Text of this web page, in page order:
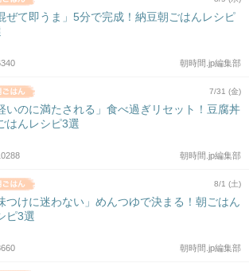
ぜて即うま」5分で完成！納豆朝ごはんレシピ
朝時間.jp編集部
7/31 (金)
いのに満たされる」食べ過ぎリセット！豆腐丼
はんレシピ3選
朝時間.jp編集部
8/1 (土)
つけに迷わない」めんつゆで決まる！朝ごはん
ピ3選
朝時間.jp編集部